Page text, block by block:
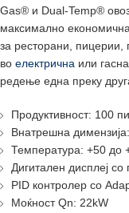
Gas® и Dual-Temp®
максимално
за ресторани,
во електрична или
редење една преку
Продуктивност: 100
Внатрешна
Температура: +50 до
Дигитален дисплеј со
PID контролер со
Моќност Qn: 22kW